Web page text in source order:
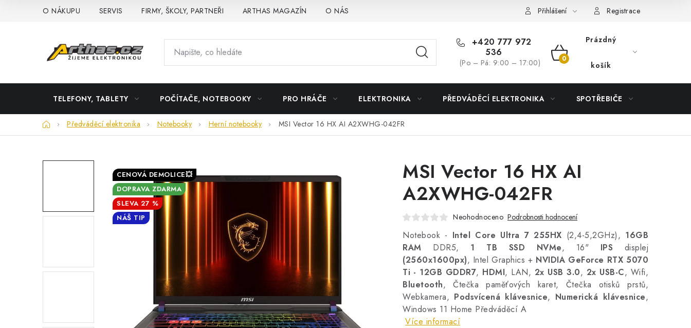
O NÁKUPU SERVIS FIRMY, ŠKOLY, PARTNEŘI ARTHAS MAGAZÍN O NÁS Přihlášení Registrace
+420 777 972
536
(Po – Pá: 9:00 – 17:00)
NÁKUPNÍ
Prázdný
košík
TELEFONY, TABLETY POČÍTAČE, NOTEBOOKY PRO HRÁČE ELEKTRONIKA PŘEDVÁDĚCÍ ELEKTRONIKA SPOTŘEBIČE
DomůPředváděcí elektronika Notebooky Herní notebooky MSI Vector 16 HX AI A2XWHG-042FR
MSI Vector 16 HX AI
A2XWHG-042FR
Neohodnoceno Podrobnosti hodnocení
Notebook - Intel Core Ultra 7 255HX (2,4-5,2GHz), 16GB
RAM DDR5, 1 TB SSD NVMe, 16" IPS displej
(2560x1600px), Intel Graphics + NVIDIA GeForce RTX 5070
Ti - 12GB GDDR7, HDMI, LAN, 2x USB 3.0, 2x USB-C, Wifi,
Bluetooth, Čtečka paměťových karet, Čtečka otisků prstů,
Webkamera, Podsvícená klávesnice, Numerická klávesnice,
Windows 11 Home Předváděcí A
Více informací
27 %
DOPRAVA ZDARMA
NÁŠ TIP
CENOVÁ DEMOLICE💥